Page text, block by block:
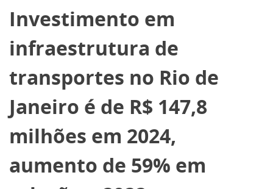
Geral
Cidades
Política
Opinião
Informe especial
por:
Investimento em
infraestrutura de
transportes no Rio de
Janeiro é de R$ 147,8
milhões em 2024,
aumento de 59% em